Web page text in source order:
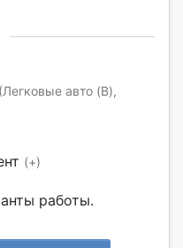
(Легковые авто (B),
(+)
работы.